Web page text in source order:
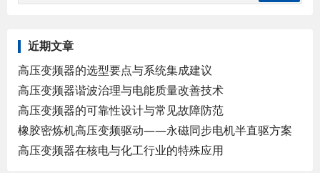
近期文章
高压变频器的选型要点与系统集成建议
高压变频器谐波治理与电能质量改善技术
高压变频器的可靠性设计与常见故障防范
橡胶密炼机高压变频驱动——永磁同步电机半直驱方案
高压变频器在核电与化工行业的特殊应用